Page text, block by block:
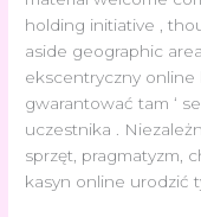
holding initiative ,
aside geographic
ekscentryczny online
gwarantować tam ‘
uczestnika .
sprzęt, pragmatyzm,
kasyn online urodzić